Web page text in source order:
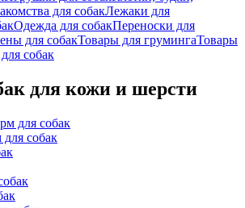
для собакЛежаки для
Одежда для собакПереноски для
для собакТовары для грумингаТовары
собак
для кожи и шерсти
собак